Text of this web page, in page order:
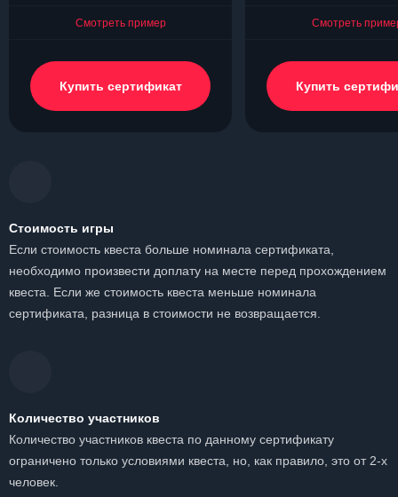
Смотреть пример
Купить сертификат
Смотреть
Купить
Стоимость игры
Если стоимость квеста больше номинала сертификата,
необходимо произвести доплату на месте перед прохождением
квеста. Если же стоимость квеста меньше номинала
сертификата, разница в стоимости не возвращается.
Количество участников
Количество участников квеста по данному сертификату
ограничено только условиями квеста, но, как правило, это от 2-х
человек.